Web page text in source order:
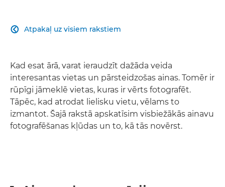
Atpakaļ uz visiem rakstiem

Kad esat ārā, varat ieraudzīt dažāda veida
interesantas vietas un pārsteidzošas ainas. Tomēr ir
rūpīgi jāmeklē vietas, kuras ir vērts fotografēt.
Tāpēc, kad atrodat lielisku vietu, vēlams to
izmantot. Šajā rakstā apskatīsim visbiežākās ainavu
fotografēšanas kļūdas un to, kā tās novērst.